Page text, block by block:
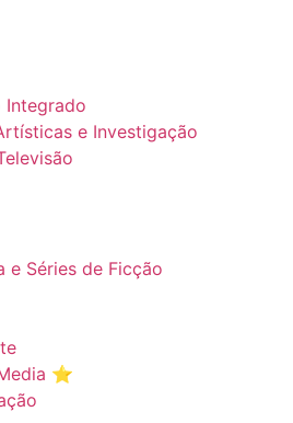
e Investigação
e Séries de Ficção
⭐️